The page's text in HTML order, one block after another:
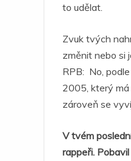
to udělat.
Zvuk tvých
změnit nebo si
RPB: No,
2005, který
zároveň se
V tvém
rappeři.